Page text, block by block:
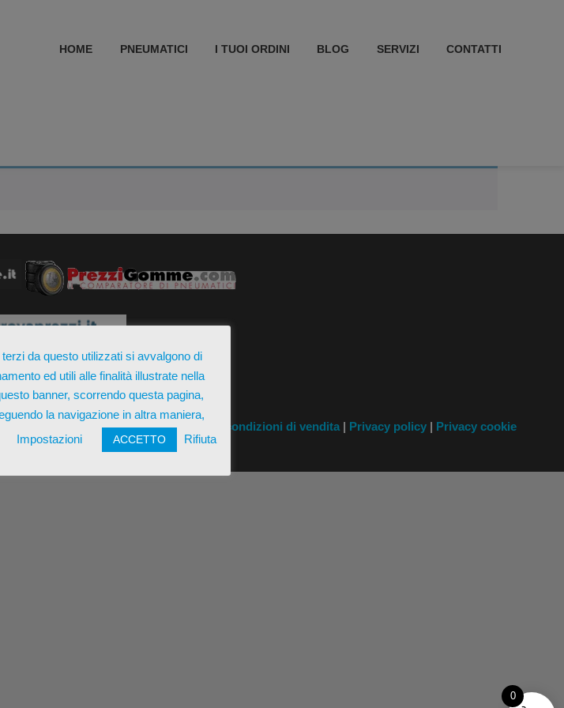
HOME PNEUMATICI I TUOI ORDINI BLOG SERVIZI CONTATTI
| REA MT-216173 | Termini e condizioni di vendita | Privacy policy | Privacy cookie
da questo utilizzati si avvalgono di
ed utili alle finalità illustrate nella
banner, scorrendo questa pagina,
la navigazione in altra maniera,
Impostazioni ACCETTO Rifiuta
0